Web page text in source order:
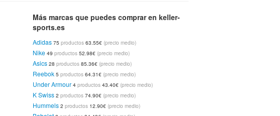
23.9€
Más marcas que puedes comprar en keller-
sports.es
Adidas 75productos 63.55€ (precio medio)
Nike 49productos 52.98€ (precio medio)
Asics 28productos 85.36€ (precio medio)
Reebok 5productos 64.31€ (precio medio)
Under Armour 4productos 43.40€ (precio medio)
K Swiss 2productos 74.90€ (precio medio)
Hummels 2productos 12.90€ (precio medio)